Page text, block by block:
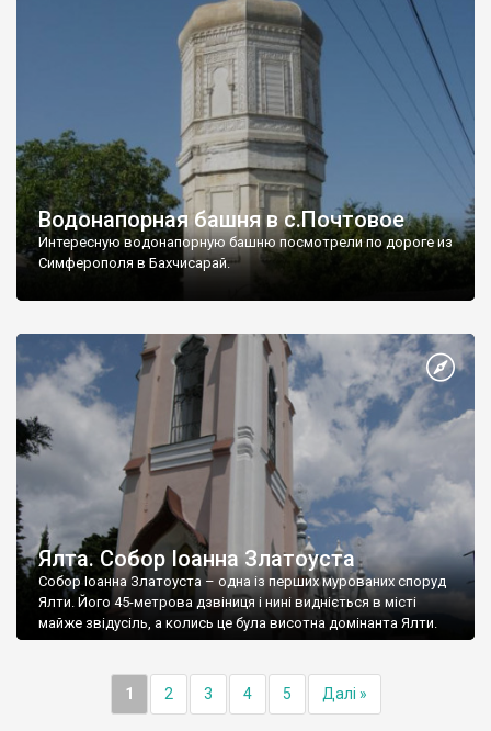
Водонапорная башня в с.Почтовое
Интересную водонапорную башню посмотрели по дороге из
Симферополя в Бахчисарай.
Ялта. Собор Іоанна Златоуста
Собор Іоанна Златоуста – одна із перших мурованих споруд
Ялти. Його 45-метрова дзвіниця і нині видніється в місті
майже звідусіль, а колись це була висотна домінанта Ялти.
1 2 3 4 5 Далі »